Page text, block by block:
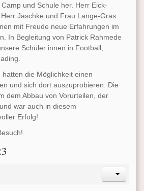
und Schule her. Herr Eick-
Jaschke und Frau Lange-Gras
mit Freude neue Erfahrungen im
In Begleitung von Patrick Rahmede
Schüler:innen in Football,
die Möglichkeit einen
und sich dort auszuprobieren. Die
dem Abbau von Vorurteilen, der
war auch in diesem
Erfolg!